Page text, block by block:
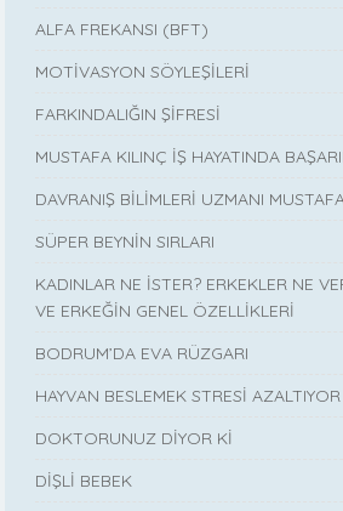
ALFA FREKANSI (BFT)
MOTİVASYON SÖYLEŞİLERİ
FARKINDALIĞIN ŞİFRESİ
MUSTAFA KILINÇ İŞ HAYATINDA
DAVRANIŞ BİLİMLERİ UZMANI
SÜPER BEYNİN SIRLARI
KADINLAR NE İSTER? ERKEKLER NE
VE ERKEĞİN GENEL ÖZELLİKLERİ
BODRUM’DA EVA RÜZGARI
HAYVAN BESLEMEK STRESİ AZALTIYOR
DOKTORUNUZ DİYOR Kİ
DİŞLİ BEBEK